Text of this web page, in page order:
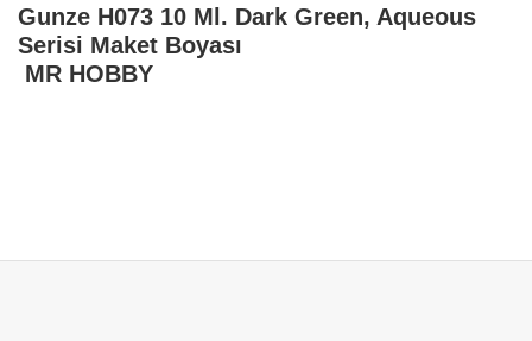
Gunze H073 10 Ml. Dark Green, Aqueous
Serisi Maket Boyası
MR HOBBY